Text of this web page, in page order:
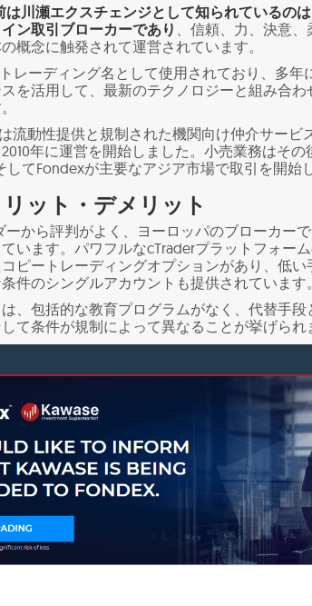
は川瀬エクスチェンジとして知られているの
ン取引ブローカーであり
、信頼、力、決意
概念に触発されて運営されています。
レーディング名として使用されており、多年
を活用して、最新のテクノロジーと組み合
流動性提供と規制された機関向け仲介サービ
年に運営を開始しました。小売業務はその
してFondexが主要なアジア市場で取引を開始
ット・デメリット
ーから評判がよく、ヨーロッパのブローカー
います。パワフルなcTraderプラットフォー
ピートレーディングオプションがあり、低い
件のシングルアカウントも提供されています。
、包括的な教育プログラムがなく、代替手
て条件が規制によって異なることが挙げられ